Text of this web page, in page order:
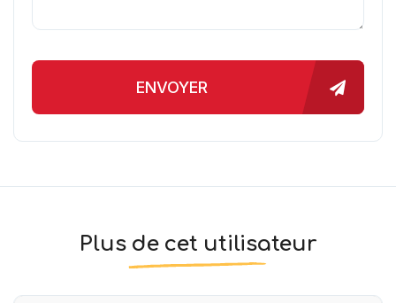
ENVOYER
Plus de cet utilisateur